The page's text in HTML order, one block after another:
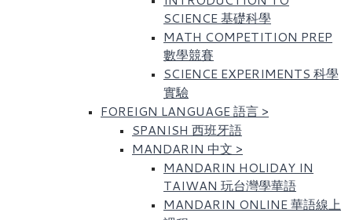
SCIENCE 基礎科學
MATH COMPETITION PREP
數學競賽
SCIENCE EXPERIMENTS 科學
實驗
FOREIGN LANGUAGE 語言 >
SPANISH 西班牙語
MANDARIN 中文 >
MANDARIN HOLIDAY IN
TAIWAN 玩台灣學華語
MANDARIN ONLINE 華語線上